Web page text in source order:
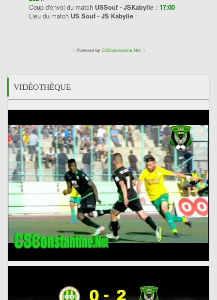
Coup d'envoi du match USSouf - JSKabylie : 17:00
Lieu du match US Souf - JS Kabylie :
:: Powered by CSConstantine.Net::
VIDÉOTHÈQUE